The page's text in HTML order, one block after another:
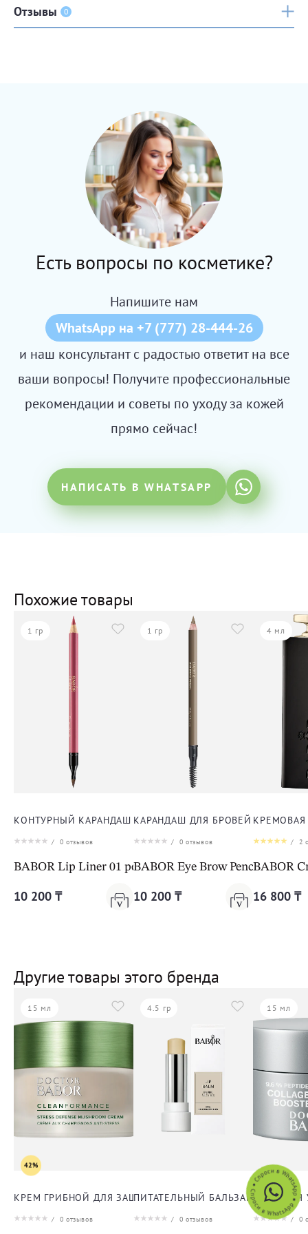
Отзывы 0
Есть вопросы по косметике?
Напишите нам
WhatsApp на +7 (777) 28-444-26
и наш консультант с радостью ответит на все
ваши вопросы! Получите профессиональные
рекомендации и советы по уходу за кожей
прямо сейчас!
НАПИСАТЬ В WHATSAPP
Похожие товары
1 гр
КОНТУРНЫЙ КАРАНДАШ ДЛЯ ГУБ
/ 0 отзывов
BABOR Lip Liner 01 peach nude
10 200 ₸
1 гр
КАРАНДАШ ДЛЯ БРОВЕЙ
/ 0 отзывов
BABOR Eye Brow Pencil 01 light
10 200 ₸
4 мл
/ 2
BABOR
16 800 ₸
Другие товары этого бренда
15 мл
42%
КРЕМ ГРИБНОЙ ДЛЯ ЗАЩИТЫ ОТ СТРЕССА ДЛЯ ЛИЦА
/ 0 отзывов
4.5 гр
ПИТАТЕЛЬНЫЙ БАЛЬЗАМ ДЛЯ ГУБ
/ 0 отзывов
15 мл
КРЕМ ДЛЯ
/ 0